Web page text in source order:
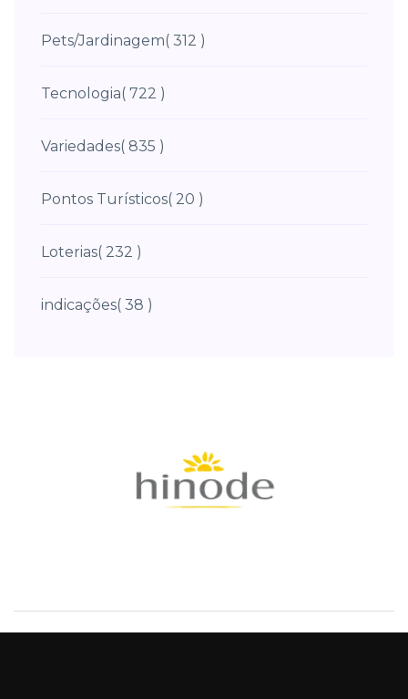
Pets/Jardinagem( 312 )
Tecnologia( 722 )
Variedades( 835 )
Pontos Turísticos( 20 )
Loterias( 232 )
indicações( 38 )